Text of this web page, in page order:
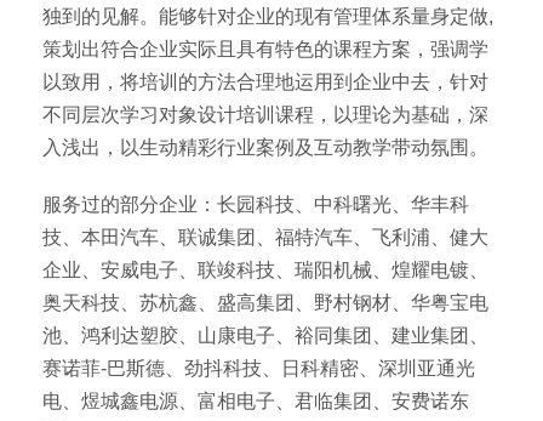
独到的见解。能够针对企业的现有管理体系量身定做,
策划出符合企业实际且具有特色的课程方案，强调学
以致用，将培训的方法合理地运用到企业中去，针对
不同层次学习对象设计培训课程，以理论为基础，深
入浅出，以生动精彩行业案例及互动教学带动氛围。
服务过的部分企业：长园科技、中科曙光、华丰科
技、本田汽车、联诚集团、福特汽车、飞利浦、健大
企业、安威电子、联竣科技、瑞阳机械、煌耀电镀、
奥天科技、苏杭鑫、盛高集团、野村钢材、华粤宝电
池、鸿利达塑胶、山康电子、裕同集团、建业集团、
赛诺菲-巴斯德、劲抖科技、日科精密、深圳亚通光
电、煜城鑫电源、富相电子、君临集团、安费诺东